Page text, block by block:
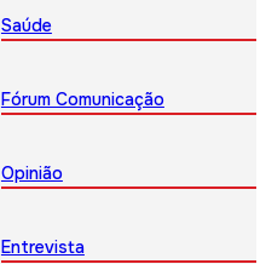
Saúde
Fórum Comunicação
Opinião
Entrevista